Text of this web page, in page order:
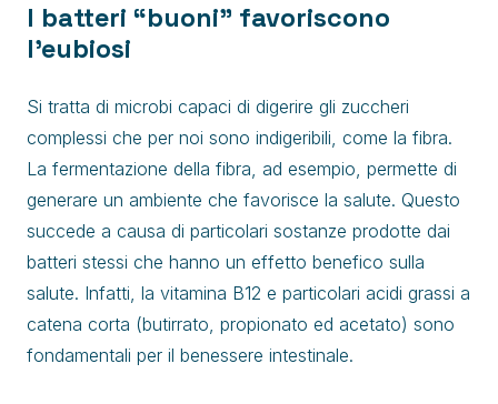
I batteri “buoni” favoriscono
l’eubiosi
Si tratta di microbi capaci di digerire gli zuccheri
complessi che per noi sono indigeribili, come la fibra.
La fermentazione della fibra, ad esempio, permette di
generare un ambiente che favorisce la salute. Questo
succede a causa di particolari sostanze prodotte dai
batteri stessi che hanno un effetto benefico sulla
salute. Infatti, la vitamina B12 e particolari acidi grassi a
catena corta (butirrato, propionato ed acetato) sono
fondamentali per il benessere intestinale.